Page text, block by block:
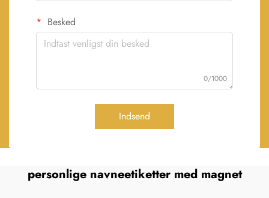
Besked
0/1000
Indsend
personlige navneetiketter med magnet